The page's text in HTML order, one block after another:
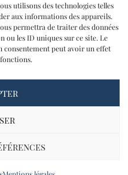
utilisons des technologies telles
aux informations des appareils.
permettra de traiter des données
ou les ID uniques sur ce site. Le
consentement peut avoir un effet